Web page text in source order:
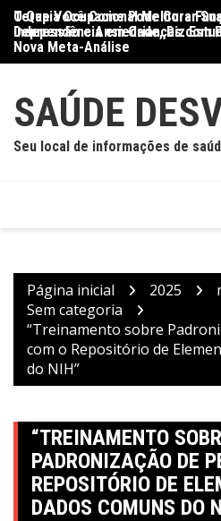
para
conteúdo
O Que Você Come Pode Curar
Depressão e Ansiedade, Diz
Terapia Ocupacional Melhora
Independência em Crianças com
Nova Meta-Análise
SAÚDE
Seu local de informações de
Página inicial 2025
Sem categoria
“Treinamento sobre
com o Repositório de
do NIH”
“TREINAMENTO
PADRONIZAÇÃO DE
REPOSITÓRIO DE
DADOS COMUNS DO